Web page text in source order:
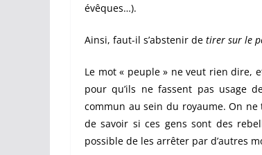
évêques…).
Ainsi, faut-il s’abstenir de tirer sur le
Le mot « peuple » ne veut rien dire,
pour qu’ils ne fassent pas usage
commun au sein du royaume. On
de savoir si ces gens sont des
possible de les arrêter par d’autres